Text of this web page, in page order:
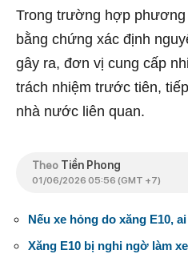
Trong trường hợp
bằng chứng xác định
gây ra, đơn vị cung cấp
trách nhiệm trước tiên,
nhà nước liên quan.
Theo Tiền Phong
01/06/2026 05:56 (GMT +7)
Nếu xe hỏng do xăng E10,
Xăng E10 bị nghi ngờ làm